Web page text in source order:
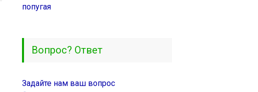
попугая
Вопрос? Ответ
Задайте нам ваш вопрос